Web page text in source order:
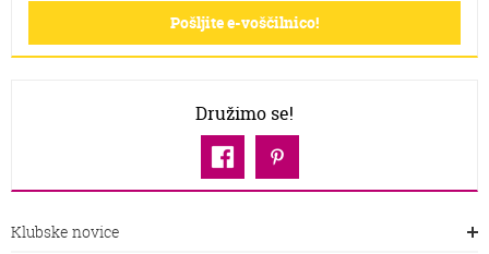
Pošljite e-voščilnico!
Družimo se!
Klubske novice